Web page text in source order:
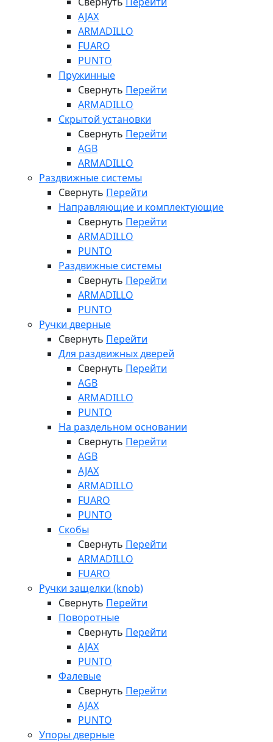
AJAX
ARMADILLO
FUARO
PUNTO
Пружинные
Свернуть Перейти
ARMADILLO
Скрытой установки
Свернуть Перейти
AGB
ARMADILLO
Раздвижные системы
Свернуть Перейти
Направляющие и комплектующие
Свернуть Перейти
ARMADILLO
PUNTO
Раздвижные системы
Свернуть Перейти
ARMADILLO
PUNTO
Ручки дверные
Свернуть Перейти
Для раздвижных дверей
Свернуть Перейти
AGB
ARMADILLO
PUNTO
На раздельном основании
Свернуть Перейти
AGB
AJAX
ARMADILLO
FUARO
PUNTO
Скобы
Свернуть Перейти
ARMADILLO
FUARO
Ручки защелки (knob)
Свернуть Перейти
Поворотные
Свернуть Перейти
AJAX
PUNTO
Фалевые
Свернуть Перейти
AJAX
PUNTO
Упоры дверные